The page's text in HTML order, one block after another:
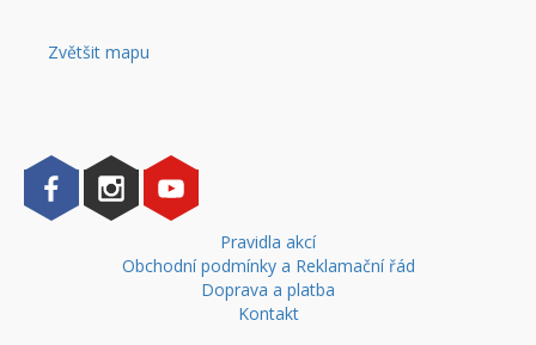
Zvětšit mapu
Pravidla akcí
Obchodní podmínky a Reklamační řád
Doprava a platba
Kontakt